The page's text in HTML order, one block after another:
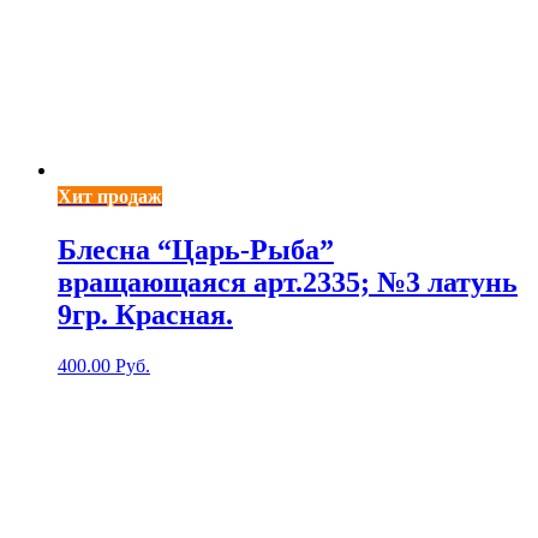
Хит продаж
Блесна “Царь-Рыба”
вращающаяся арт.2335; №3 латунь
9гр. Красная.
400.00 Руб.